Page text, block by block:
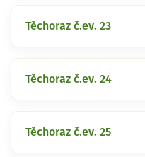
Těchoraz č.ev. 23
Těchoraz č.ev. 24
Těchoraz č.ev. 25